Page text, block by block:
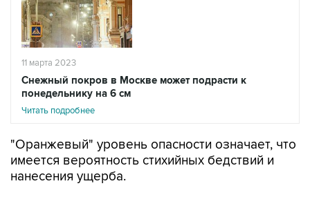
11 марта 2023
Снежный покров в Москве может подрасти к
понедельнику на 6 см
Читать подробнее
"Оранжевый" уровень опасности означает, что
имеется вероятность стихийных бедствий и
нанесения ущерба.